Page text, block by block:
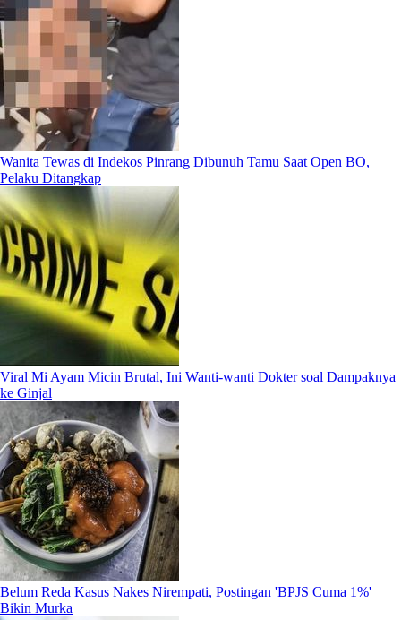
Wanita Tewas di Indekos Pinrang Dibunuh Tamu Saat Open BO,
Pelaku Ditangkap
Viral Mi Ayam Micin Brutal, Ini Wanti-wanti Dokter soal Dampaknya
ke Ginjal
Belum Reda Kasus Nakes Nirempati, Postingan 'BPJS Cuma 1%'
Bikin Murka